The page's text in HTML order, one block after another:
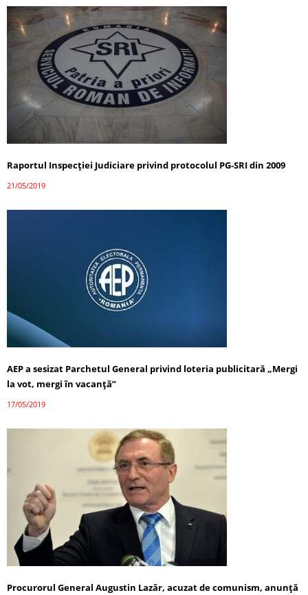
Raportul Inspecţiei Judiciare privind protocolul PG-SRI din 2009
21/05/2019
AEP a sesizat Parchetul General privind loteria publicitară „Mergi
la vot, mergi în vacanţă”
17/05/2019
Procurorul General Augustin Lazăr, acuzat de comunism, anunță